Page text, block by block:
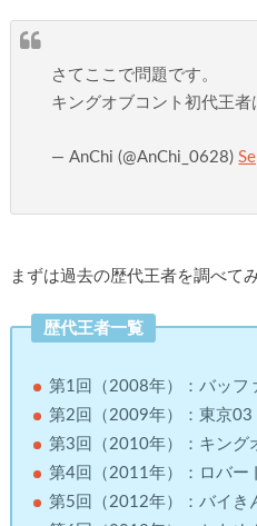
さてここで問題です。
キングオブコント初代王者
— AnChi (@AnChi_0628)
まずは過去の歴代王者を調べて
歴代王者一覧
第1回（2008年）：バッフ
第2回（2009年）：東京03
第3回（2010年）：キング
第4回（2011年）：ロバー
第5回（2012年）：バイき